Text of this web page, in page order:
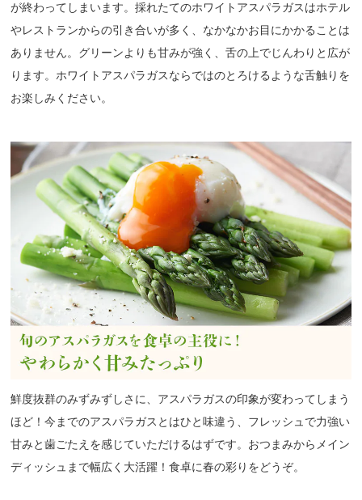
が終わってしまいます。採れたてのホワイトアスパラガスはホテル
やレストランからの引き合いが多く、なかなかお目にかかることは
ありません。グリーンよりも甘みが強く、舌の上でじんわりと広が
ります。ホワイトアスパラガスならではのとろけるような舌触りを
お楽しみください。
鮮度抜群のみずみずしさに、アスパラガスの印象が変わってしまう
ほど！今までのアスパラガスとはひと味違う、フレッシュで力強い
甘みと歯ごたえを感じていただけるはずです。おつまみからメイン
ディッシュまで幅広く大活躍！食卓に春の彩りをどうぞ。